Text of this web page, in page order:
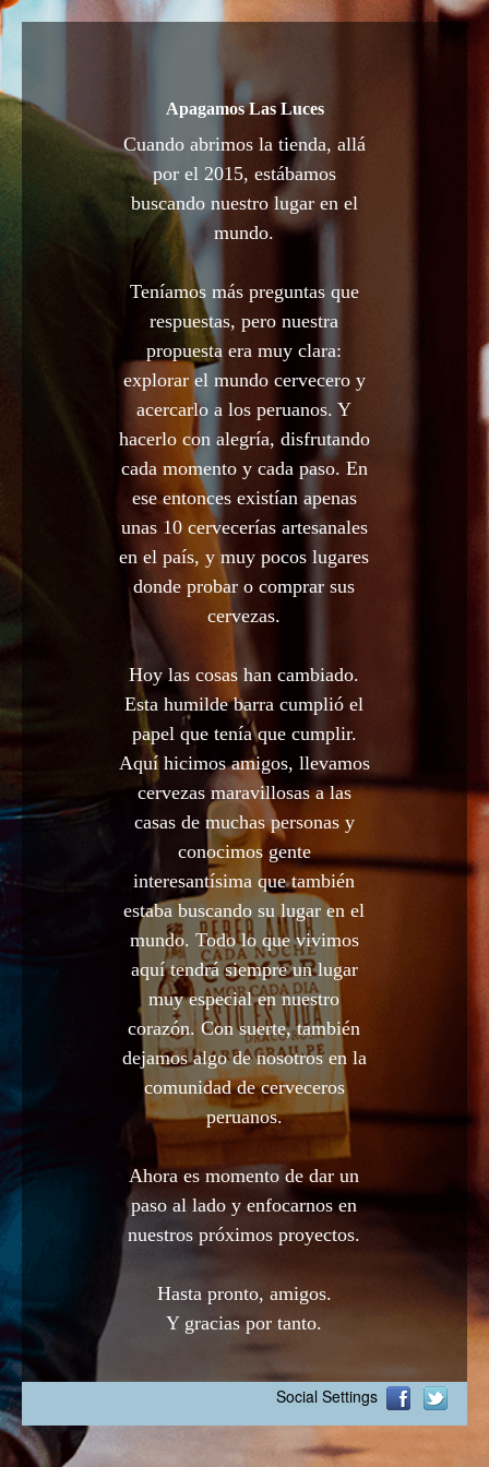
Apagamos Las Luces
Cuando abrimos la tienda, allá
por el 2015, estábamos
buscando nuestro lugar en el
mundo.
Teníamos más preguntas que
respuestas, pero nuestra
propuesta era muy clara:
explorar el mundo cervecero y
acercarlo a los peruanos. Y
hacerlo con alegría, disfrutando
cada momento y cada paso. En
ese entonces existían apenas
unas 10 cervecerías artesanales
en el país, y muy pocos lugares
donde probar o comprar sus
cervezas.
Hoy las cosas han cambiado.
Esta humilde barra cumplió el
papel que tenía que cumplir.
Aquí hicimos amigos, llevamos
cervezas maravillosas a las
casas de muchas personas y
conocimos gente
interesantísima que también
estaba buscando su lugar en el
mundo. Todo lo que vivimos
aquí tendrá siempre un lugar
muy especial en nuestro
corazón. Con suerte, también
dejamos algo de nosotros en la
comunidad de cerveceros
peruanos.
Ahora es momento de dar un
paso al lado y enfocarnos en
nuestros próximos proyectos.
Hasta pronto, amigos.
Y gracias por tanto.
Social Settings